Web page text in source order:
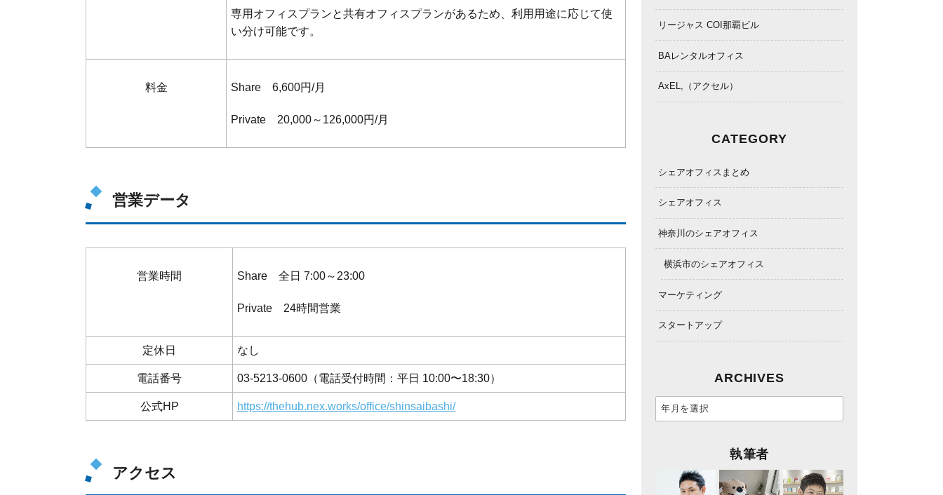
専用オフィスプランと共有オフィスプランがあるため、利用用途に応じて使
い分け可能です。
料金 Share 6,600円/月
Private 20,000～126,000円/月
営業データ
営業時間 Share 全日 7:00～23:00
Private 24時間営業
定休日 なし
電話番号 03-5213-0600（電話受付時間：平日 10:00〜18:30）
公式HP https://thehub.nex.works/office/shinsaibashi/
アクセス
リージャス COI那覇ビル
BAレンタルオフィス
AxEL,（アクセル）
CATEGORY
シェアオフィスまとめ
シェアオフィス
神奈川のシェアオフィス
横浜市のシェアオフィス
マーケティング
スタートアップ
ARCHIVES
執筆者